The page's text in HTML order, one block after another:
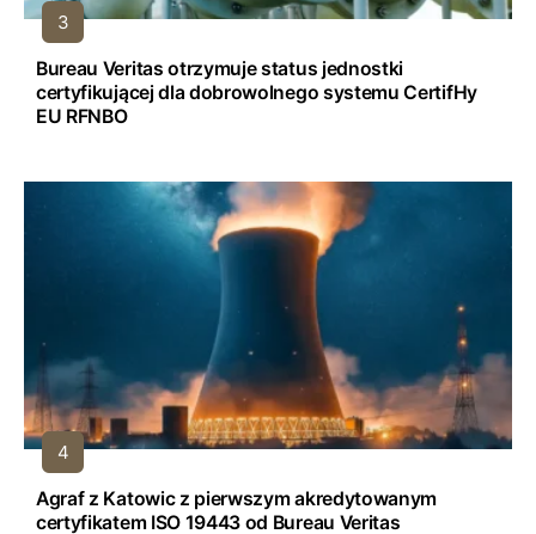
Bureau Veritas otrzymuje status jednostki
certyfikującej dla dobrowolnego systemu CertifHy
EU RFNBO
Agraf z Katowic z pierwszym akredytowanym
certyfikatem ISO 19443 od Bureau Veritas